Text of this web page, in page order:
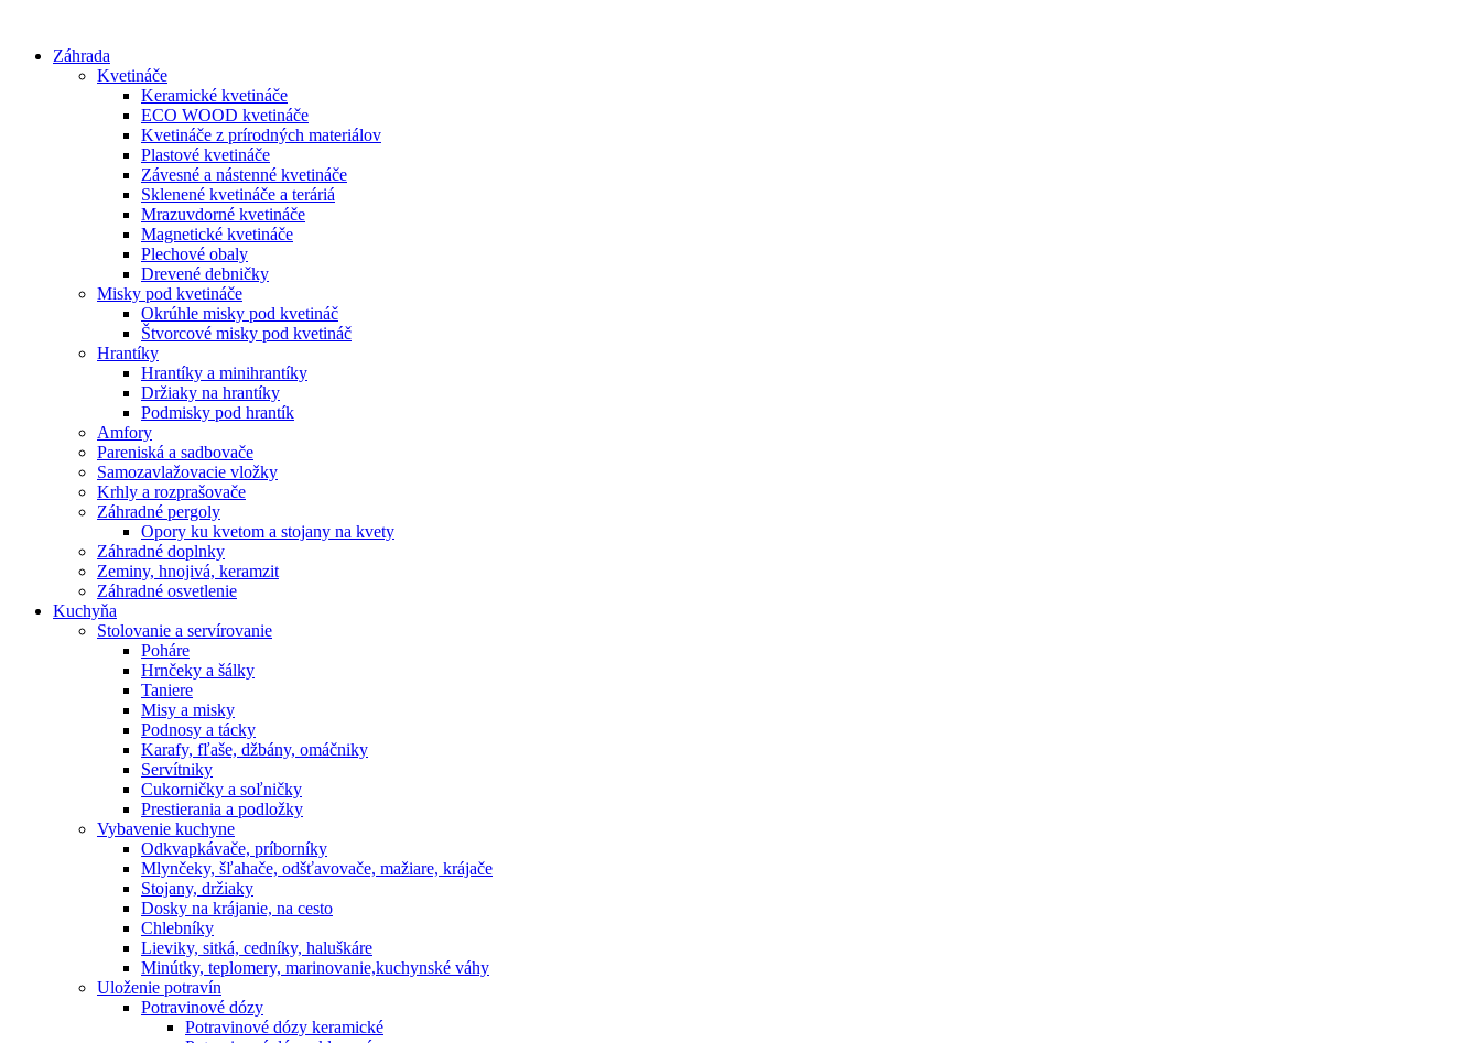
obsah
Záhrada
Kvetináče
Keramické kvetináče
ECO WOOD kvetináče
Kvetináče z prírodných materiálov
Plastové kvetináče
Závesné a nástenné kvetináče
Sklenené kvetináče a teráriá
Mrazuvdorné kvetináče
Magnetické kvetináče
Plechové obaly
Drevené debničky
Misky pod kvetináče
Okrúhle misky pod kvetináč
Štvorcové misky pod kvetináč
Hrantíky
Hrantíky a minihrantíky
Držiaky na hrantíky
Podmisky pod hrantík
Amfory
Pareniská a sadbovače
Samozavlažovacie vložky
Krhly a rozprašovače
Záhradné pergoly
Opory ku kvetom a stojany na kvety
Záhradné doplnky
Zeminy, hnojivá, keramzit
Záhradné osvetlenie
Kuchyňa
Stolovanie a servírovanie
Poháre
Hrnčeky a šálky
Taniere
Misy a misky
Podnosy a tácky
Karafy, fľaše, džbány, omáčniky
Servítniky
Cukorničky a soľničky
Prestierania a podložky
Vybavenie kuchyne
Odkvapkávače, príborníky
Mlynčeky, šľahače, odšťavovače, mažiare, krájače
Stojany, držiaky
Dosky na krájanie, na cesto
Chlebníky
Lieviky, sitká, cedníky, haluškáre
Minútky, teplomery, marinovanie,kuchynské váhy
Uloženie potravín
Potravinové dózy
Potravinové dózy keramické